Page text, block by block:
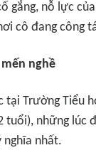
gắng, nỗ lực
cô đang công
nghề
tại Trường Tiểu
tuổi), những lúc
nghĩa nhất.